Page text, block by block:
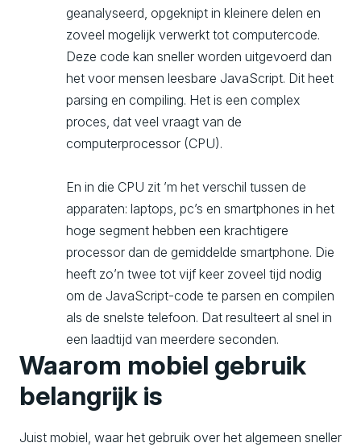
geanalyseerd, opgeknipt in kleinere delen en
zoveel mogelijk verwerkt tot computercode.
Deze code kan sneller worden uitgevoerd dan
het voor mensen leesbare JavaScript. Dit heet
parsing en compiling. Het is een complex
proces, dat veel vraagt van de
computerprocessor (CPU).
En in die CPU zit ’m het verschil tussen de
apparaten: laptops, pc’s en smartphones in het
hoge segment hebben een krachtigere
processor dan de gemiddelde smartphone. Die
heeft zo’n twee tot vijf keer zoveel tijd nodig
om de JavaScript-code te parsen en compilen
als de snelste telefoon. Dat resulteert al snel in
een laadtijd van meerdere seconden.
Waarom mobiel gebruik
belangrijk is
Juist mobiel, waar het gebruik over het algemeen sneller